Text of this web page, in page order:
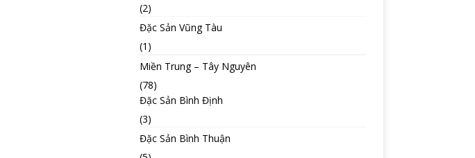
(2)
Đặc Sản Vũng Tàu
(1)
Miền Trung – Tây Nguyên
(78)
Đặc Sản Bình Định
(3)
Đặc Sản Bình Thuận